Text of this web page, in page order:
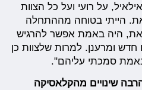
על רועי ועל כל הצוות
הייתי בטוחה מההתחלה
היה באמת אפשר להרגיש
ומרענן. למרות שלצוות כן
סמכתי עליהם".
שינויים מהקלאסיקה